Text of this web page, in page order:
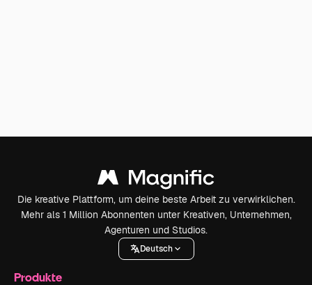
Die kreative Plattform, um deine beste Arbeit zu verwirklichen.
Mehr als 1 Million Abonnenten unter Kreativen, Unternehmen,
Agenturen und Studios.
Deutsch
Produkte